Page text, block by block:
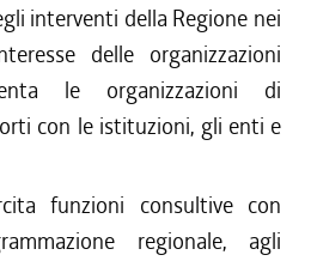
interventi della Regione nei
delle organizzazioni
le organizzazioni di
con le istituzioni, gli enti e
funzioni consultive con
regionale, agli